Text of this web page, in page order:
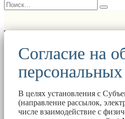
Согласие на
В целях установления с
(направление рассылок,
числе взаимодействие с